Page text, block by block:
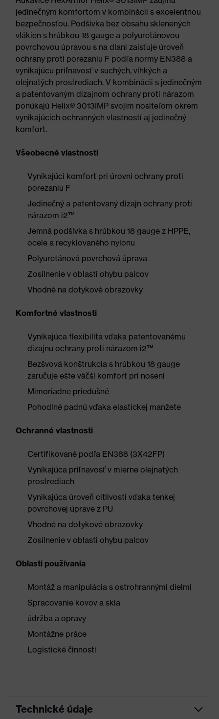
jedinečným komfortom v kombinácii s excelentnou
bezpečnosťou. Podšívka bez obsahu sklenených
vlákien s hrúbkou 18 gauge a polyuretánovou
povrchovou úpravou s na dlani zaisťuje úroveň
ochrany proti porezaniu F podľa normy EN388 a
vynikajúcu priľnavosť v suchých, vlhkých a
olejnatých prostrediach. V kombinácii s jedinečným
a patentovaným dizajnom ochrany proti nárazom
ponúkajú Helix® 3013IMP svojim nositeľom okrem
vynikajúcich ochranných vlastností aj jedinečný
komfort.
Všeobecné vlastnosti
Vynikajúci komfort pri úrovni ochrany proti
porezaniu F
Jedinečný a patentovaný dizajn ochrany proti
nárazom i2™
Jemná podšívka s hrúbkou 18 gauge z HPPE,
ocele a recyklovaného nylonu
Polyuretánová povrchová úprava
Zosilnenie v oblasti ohybu palcov
Vhodné na dotykové obrazovky
Komfortné vlastnosti
Vynikajúca flexibilita vďaka patentovanému
dizajnu ochrany proti nárazom i2™
Bezšvová konštrukcia s hrúbkou 18 gauge
zaručuje ešte väčší komfort pri nosení
Mimoriadne priedušné
Pohodlné padnú vďaka elastickej manžete
Ochranné vlastnosti
Certifikované podľa EN388 (3X42FP)
Vynikajúca priľnavosť v mierne olejnatých
prostrediach
Vynikajúca úroveň citlivosti vďaka tenkej
povrchovej úprave z PU
Vhodné na dotykové obrazovky
Zosilnenie v oblasti ohybu palcov
Oblasti používania
Montáž a manipulácia s ostrohrannými dielmi
Spracovanie kovov a skla
údržba a opravy
Montážne práce
Logistické činnosti
Technické údaje